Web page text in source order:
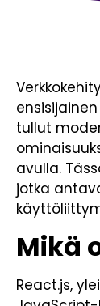
tullut
avulla.
jotka
Mikä
React.js,